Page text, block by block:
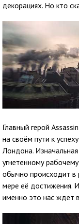
декорациях. Но кто
Главный герой
на своём пути к
Лондона.
угнетенному
обычно происходит в
мере её достижения.
именно это нас ждет